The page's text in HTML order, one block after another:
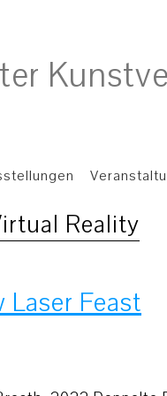
Reality
Laser Feast